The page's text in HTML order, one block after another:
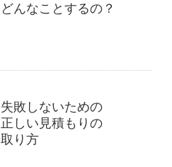
どんなことするの？
失敗しないための
正しい見積もりの
取り方